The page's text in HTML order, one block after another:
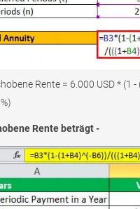
Rente = 6.000 USD * (1 -
Rente beträgt -